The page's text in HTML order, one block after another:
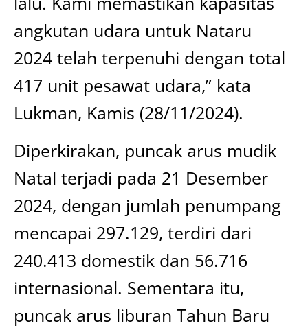
angkutan udara untuk Nataru
2024 telah terpenuhi dengan total
417 unit pesawat udara,” kata
Lukman, Kamis (28/11/2024).
Diperkirakan, puncak arus mudik
Natal terjadi pada 21 Desember
2024, dengan jumlah penumpang
mencapai 297.129, terdiri dari
240.413 domestik dan 56.716
internasional. Sementara itu,
puncak arus liburan Tahun Baru